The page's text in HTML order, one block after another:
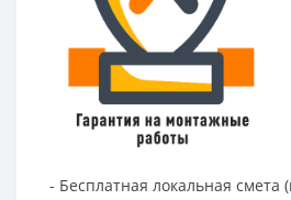
- Бесплатная локальная смета